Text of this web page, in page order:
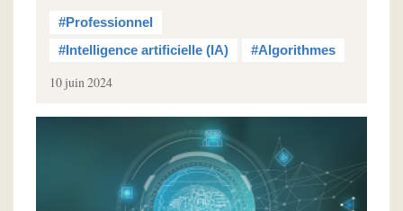
#Professionnel
#Intelligence artificielle (IA)
#Algorithmes
10 juin 2024